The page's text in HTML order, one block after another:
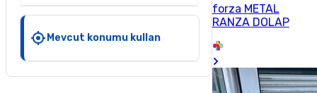
Mevcut konumu kullan
forza METAL
RANZA DOLAP